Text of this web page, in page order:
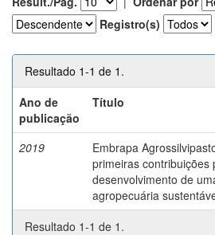
Registro(s)
Resultado 1-1 de 1.
Ano de
publicação
Título
2019
Embrapa
primeiras contribuições
desenvolvimento de
agropecuária
Resultado 1-1 de 1.